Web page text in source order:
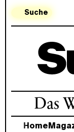
Suche
Das
Home